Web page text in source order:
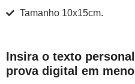
Tamanho 10x15cm.
Insira o texto
prova digital em